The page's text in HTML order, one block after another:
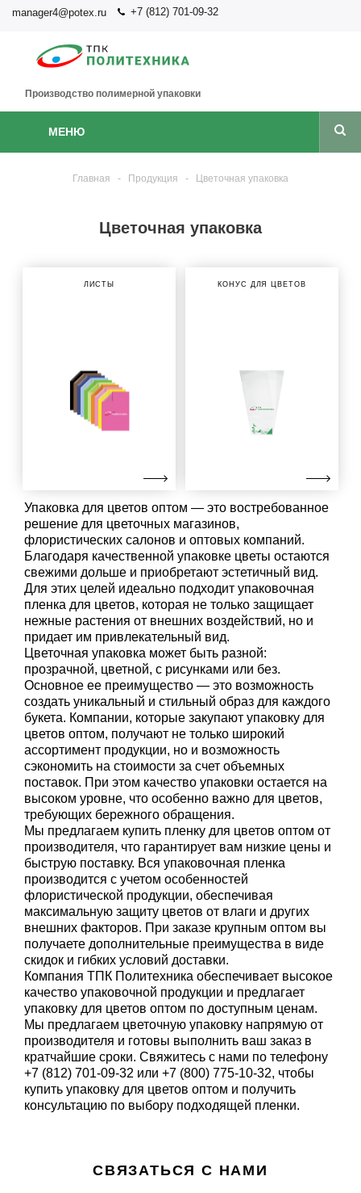
manager4@potex.ru +7 (812) 701-09-32
Производство полимерной упаковки
МЕНЮ
Главная - Продукция - Цветочная упаковка
Цветочная упаковка
ЛИСТЫ КОНУС ДЛЯ ЦВЕТОВ
Упаковка для цветов оптом — это востребованное
решение для цветочных магазинов,
флористических салонов и оптовых компаний.
Благодаря качественной упаковке цветы остаются
свежими дольше и приобретают эстетичный вид.
Для этих целей идеально подходит упаковочная
пленка для цветов, которая не только защищает
нежные растения от внешних воздействий, но и
придает им привлекательный вид.
Цветочная упаковка может быть разной:
прозрачной, цветной, с рисунками или без.
Основное ее преимущество — это возможность
создать уникальный и стильный образ для каждого
букета. Компании, которые закупают упаковку для
цветов оптом, получают не только широкий
ассортимент продукции, но и возможность
сэкономить на стоимости за счет объемных
поставок. При этом качество упаковки остается на
высоком уровне, что особенно важно для цветов,
требующих бережного обращения.
Мы предлагаем купить пленку для цветов оптом от
производителя, что гарантирует вам низкие цены и
быструю поставку. Вся упаковочная пленка
производится с учетом особенностей
флористической продукции, обеспечивая
максимальную защиту цветов от влаги и других
внешних факторов. При заказе крупным оптом вы
получаете дополнительные преимущества в виде
скидок и гибких условий доставки.
Компания ТПК Политехника обеспечивает высокое
качество упаковочной продукции и предлагает
упаковку для цветов оптом по доступным ценам.
Мы предлагаем цветочную упаковку напрямую от
производителя и готовы выполнить ваш заказ в
кратчайшие сроки. Свяжитесь с нами по телефону
+7 (812) 701-09-32 или +7 (800) 775-10-32, чтобы
купить упаковку для цветов оптом и получить
консультацию по выбору подходящей пленки.
СВЯЗАТЬСЯ С НАМИ